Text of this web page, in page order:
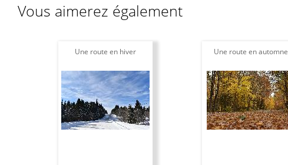
Vous aimerez également
Une route en hiver Une route en automne